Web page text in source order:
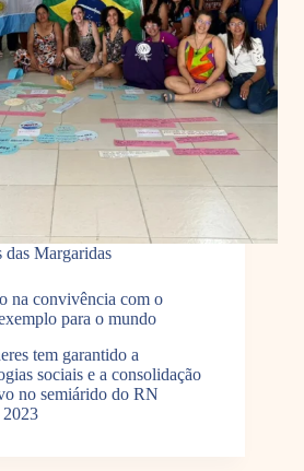
das Margaridas
na convivência com o
para o mundo
tem garantido a
sociais e a consolidação
no semiárido do RN
2023